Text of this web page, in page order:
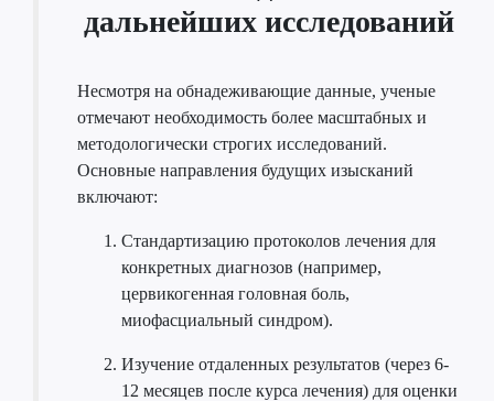
дальнейших исследований
Несмотря на обнадеживающие данные, ученые
отмечают необходимость более масштабных и
методологически строгих исследований.
Основные направления будущих изысканий
включают:
Стандартизацию протоколов лечения для
конкретных диагнозов (например,
цервикогенная головная боль,
миофасциальный синдром).
Изучение отдаленных результатов (через 6-
12 месяцев после курса лечения) для оценки